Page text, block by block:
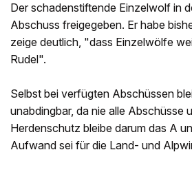
Der schadenstiftende Einzelwolf in
Abschuss freigegeben. Er habe
zeige deutlich, "dass Einzelwölfe
Rudel".
Selbst bei verfügten Abschüssen
unabdingbar, da nie alle
Herdenschutz bleibe darum das A
Aufwand sei für die Land- und